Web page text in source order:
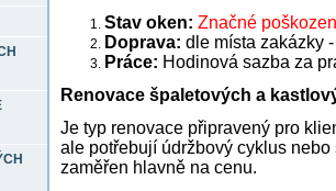
Stav oken: Značné
Doprava: dle místa zakázky
Práce: Hodinová sazba za
Renovace špaletových a
Je typ renovace připravený pro
ale potřebují údržbový cyklus
zaměřen hlavně na cenu.